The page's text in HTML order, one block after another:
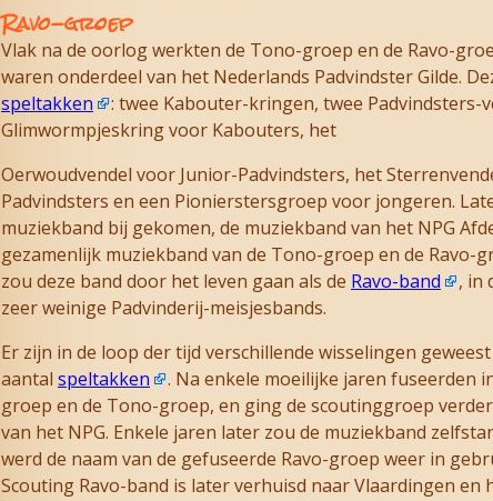
Ravo-groep
Vlak na de oorlog werkten de Tono-groep en de Ravo-
waren onderdeel van het Nederlands Padvindster Gilde.
speltakken
: twee Kabouter-kringen, twee Padvindsters-
Glimwormpjeskring voor Kabouters, het
Oerwoudvendel voor Junior-Padvindsters, het
Padvindsters en een Pionierstersgroep voor jongeren.
muziekband bij gekomen, de muziekband van het NPG
gezamenlijk muziekband van de Tono-groep en de Ravo-
zou deze band door het leven gaan als de Ravo-band
, in
zeer weinige Padvinderij-meisjesbands.
Er zijn in de loop der tijd verschillende wisselingen
aantal speltakken
. Na enkele moeilijke jaren fuseerden
groep en de Tono-groep, en ging de scoutinggroep
van het NPG. Enkele jaren later zou de muziekband
werd de naam van de gefuseerde Ravo-groep weer in
Scouting Ravo-band is later verhuisd naar Vlaardingen en